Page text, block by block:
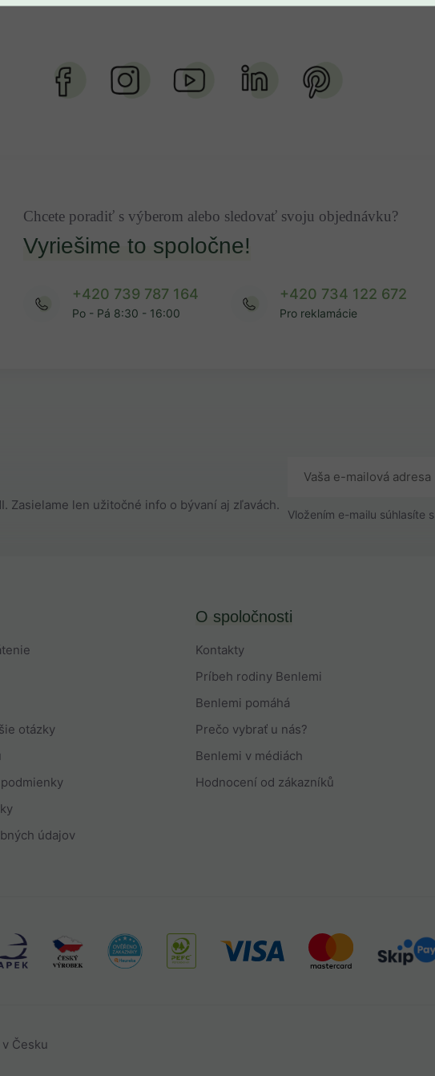
Chcete poradiť s výberom alebo sledovať svoju objednávku?
Vyriešime to spoločne!
+420 739 787 164
Po - Pá 8:30 - 16:00
+420 734 122 672
Pro reklamácie
Zasielame len užitočné info o bývaní aj zľavách.
Vložením e-mailu súhlasíte s
otázky
údajov
O spoločnosti
Kontakty
Príbeh rodiny Benlemi
Benlemi pomáhá
Prečo vybrať u nás?
Benlemi v médiách
Hodnocení od zákazníků